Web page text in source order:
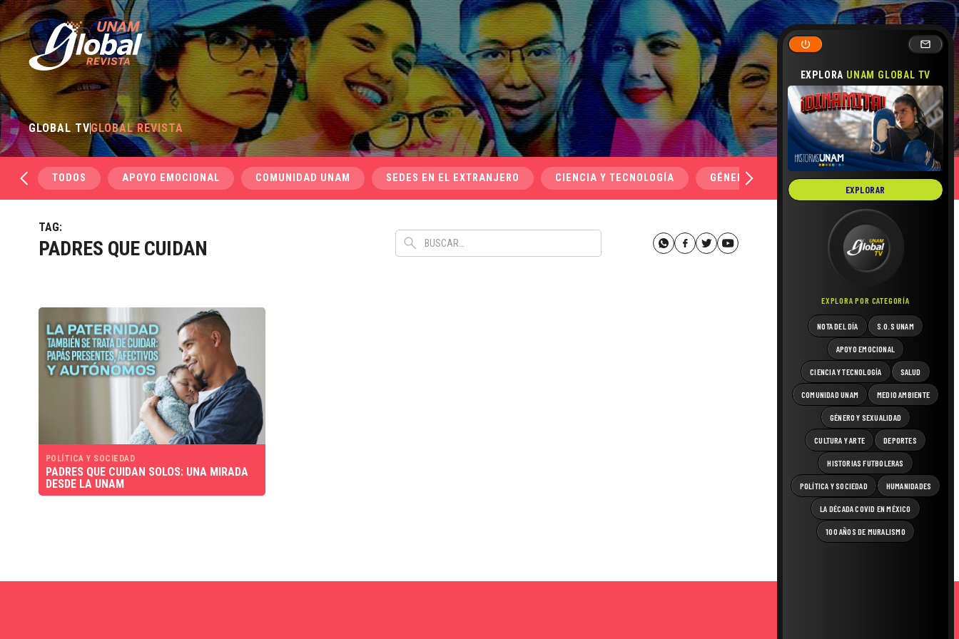
EXPLORA UNAM GLOBAL TV
EXPLORAR
EXPLORA POR CATEGORÍA
NOTA DEL DÍA S.O.S UNAM
APOYO EMOCIONAL
CIENCIA Y TECNOLOGÍA SALUD
COMUNIDAD UNAM MEDIO AMBIENTE
GÉNERO Y SEXUALIDAD
CULTURA Y ARTE DEPORTES
HISTORIAS FUTBOLERAS
POLÍTICA Y SOCIEDAD HUMANIDADES
LA DÉCADA COVID EN MÉXICO
100 AÑOS DE MURALISMO
GLOBAL TVGLOBAL REVISTA
TODOS APOYO EMOCIONAL COMUNIDAD UNAM SEDES EN EL EXTRANJERO CIENCIA Y TECNOLOGÍA GÉNERO Y SEXUALIDAD SALUD
TAG:
PADRES QUE CUIDAN
POLÍTICA Y SOCIEDAD
PADRES QUE CUIDAN SOLOS: UNA MIRADA
DESDE LA UNAM